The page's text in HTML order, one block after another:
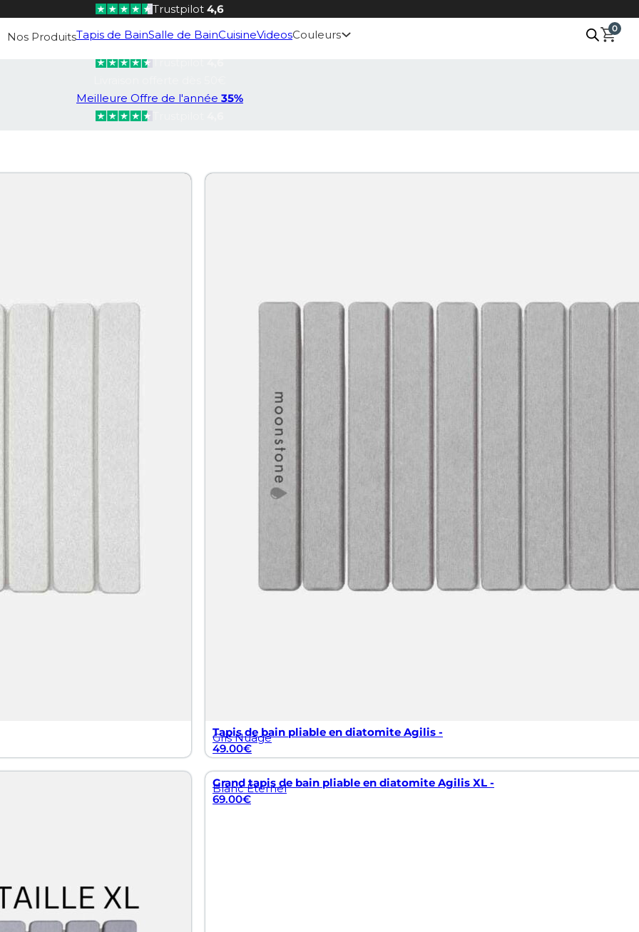
Trustpilot 4,6
Meilleure Offre de l'année35%
Meilleure Offre de l'année 35%
Nos ProduitsTapis de BainSalle de BainCuisineVideosCouleurs 0
Tapis de bain pliable en diatomite Agilis -
Gris Nuage
49.00€
Grand tapis de bain pliable en diatomite Agilis XL -
Blanc Éternel
69.00€